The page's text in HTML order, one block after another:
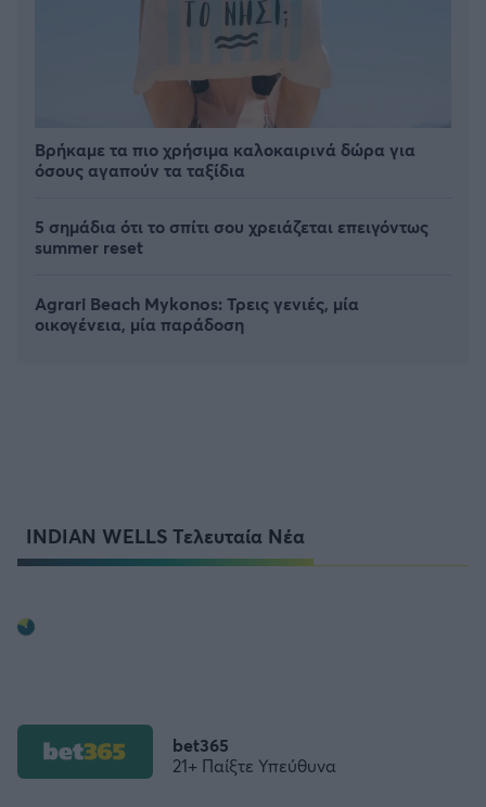
Βρήκαμε τα πιο χρήσιμα καλοκαιρινά δώρα για
όσους αγαπούν τα ταξίδια
5 σημάδια ότι το σπίτι σου χρειάζεται επειγόντως
summer reset
Agrari Beach Mykonos: Τρεις γενιές, μία
οικογένεια, μία παράδοση
INDIAN WELLS Τελευταία Νέα
bet365
21+ Παίξτε Υπεύθυνα